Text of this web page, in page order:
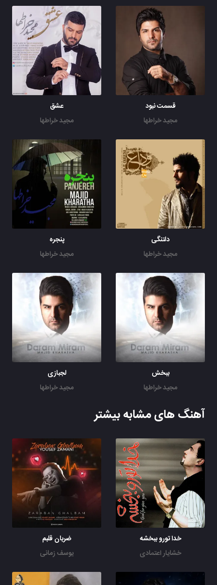
قسمت نبود
مجید خراطها
عشق
مجید خراطها
دلتنگی
مجید خراطها
پنجره
مجید خراطها
ببخش
مجید خراطها
لجبازی
مجید خراطها
آهنگ های مشابه بیشتر
خدا تورو ببخشه
خشایار اعتمادی
ضربان قلبم
یوسف زمانی